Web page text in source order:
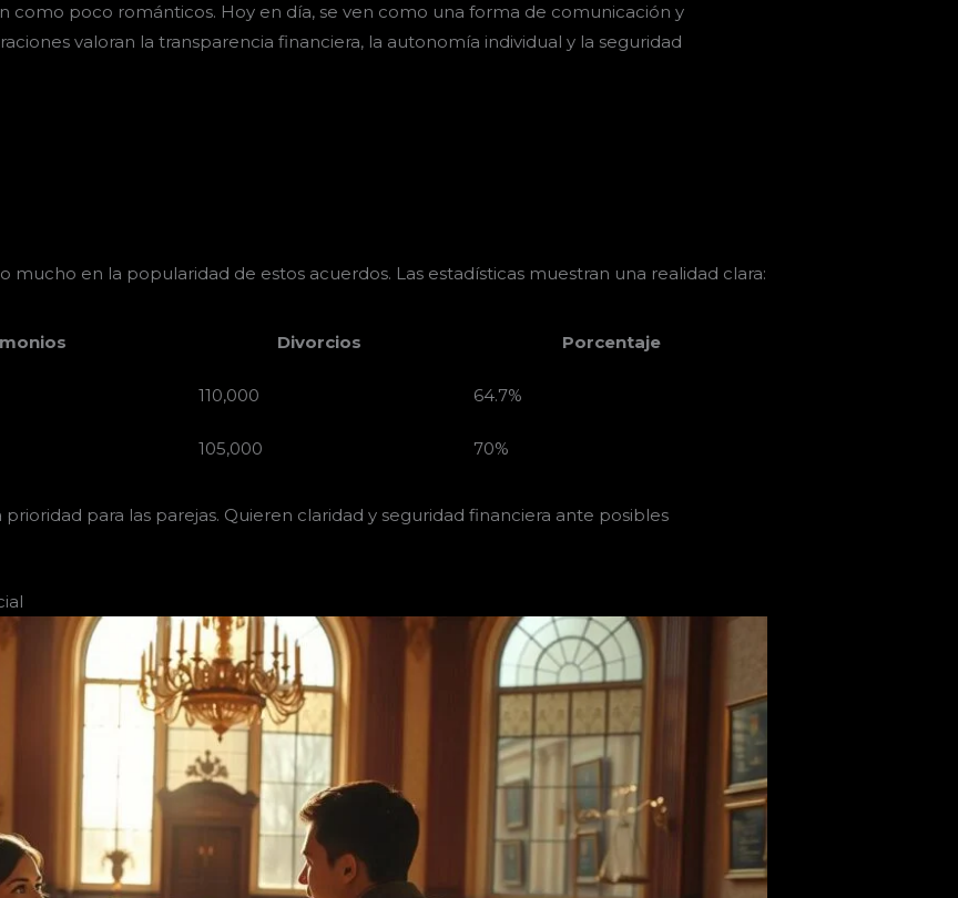
como poco románticos. Hoy en día, se ven como una forma de comunicación y
valoran la transparencia financiera, la autonomía individual y la seguridad
mucho en la popularidad de estos acuerdos. Las estadísticas muestran una realidad clara:
Divorcios Porcentaje
110,000 64.7%
105,000 70%
prioridad para las parejas. Quieren claridad y seguridad financiera ante posibles